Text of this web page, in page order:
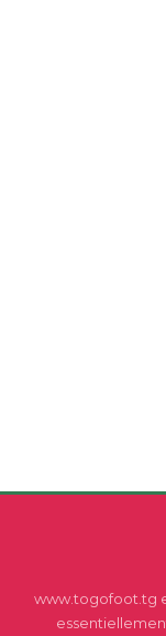
www.togofoot.tg